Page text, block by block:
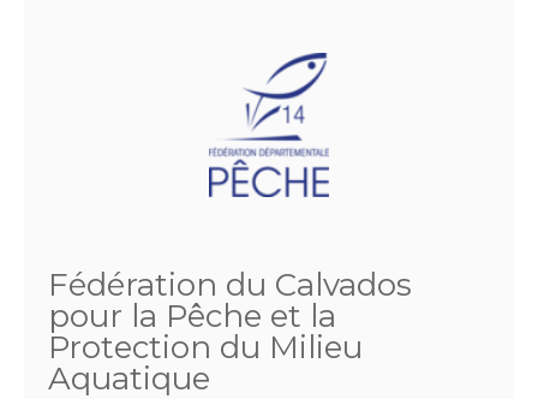
Fédération du Calvados
pour la Pêche et la
Protection du Milieu
Aquatique